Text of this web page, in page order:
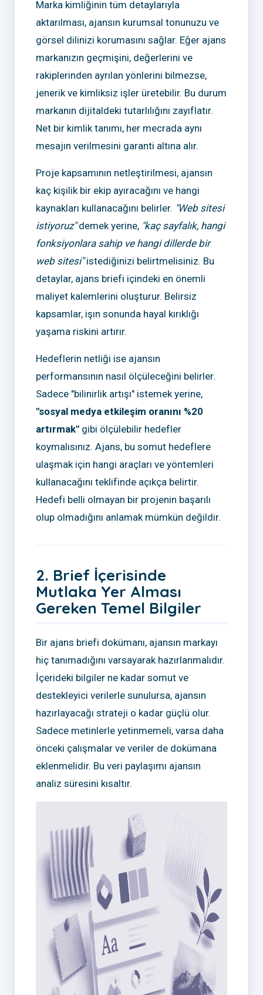
Marka kimliğinin tüm detaylarıyla
aktarılması, ajansın kurumsal tonunuzu ve
görsel dilinizi korumasını sağlar. Eğer ajans
markanızın geçmişini, değerlerini ve
rakiplerinden ayrılan yönlerini bilmezse,
jenerik ve kimliksiz işler üretebilir. Bu durum
markanın dijitaldeki tutarlılığını zayıflatır.
Net bir kimlik tanımı, her mecrada aynı
mesajın verilmesini garanti altına alır.
Proje kapsamının netleştirilmesi, ajansın
kaç kişilik bir ekip ayıracağını ve hangi
kaynakları kullanacağını belirler. "Web sitesi
istiyoruz"demek yerine, "kaç sayfalık, hangi
fonksiyonlara sahip ve hangi dillerde bir
web sitesi"istediğinizi belirtmelisiniz. Bu
detaylar, ajans briefi içindeki en önemli
maliyet kalemlerini oluşturur. Belirsiz
kapsamlar, işın sonunda hayal kırıklığı
yaşama riskini artırır.
Hedeflerin netliği ise ajansın
performansının nasıl ölçüleceğini belirler.
Sadece "bilinirlik artışı" istemek yerine,
"sosyal medya etkileşim oranını %20
artırmak" gibi ölçülebilir hedefler
koymalısınız. Ajans, bu somut hedeflere
ulaşmak için hangi araçları ve yöntemleri
kullanacağını teklifinde açıkça belirtir.
Hedefi belli olmayan bir projenin başarılı
olup olmadığını anlamak mümkün değildir.
2. Brief İçerisinde
Mutlaka Yer Alması
Gereken Temel Bilgiler
Bir ajans briefi dokümanı, ajansın markayı
hiç tanımadığını varsayarak hazırlanmalıdır.
İçerideki bilgiler ne kadar somut ve
destekleyici verilerle sunulursa, ajansın
hazırlayacağı strateji o kadar güçlü olur.
Sadece metinlerle yetinmemeli, varsa daha
önceki çalışmalar ve veriler de dokümana
eklenmelidir. Bu veri paylaşımı ajansın
analiz süresini kısaltır.